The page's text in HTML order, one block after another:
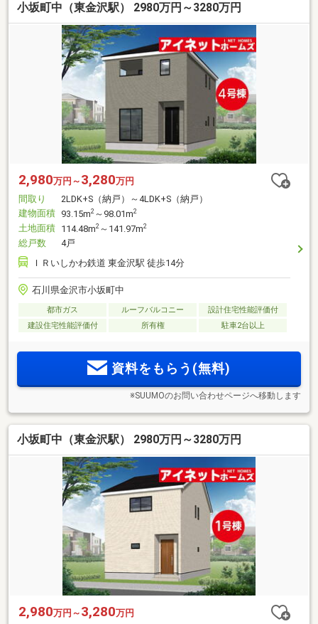
小坂町中（東金沢駅） 2980万円～3280万円
2,980万円～ 3,280万円
間取り
2LDK+S（納戸）～4LDK+S（納戸）
建物面積 93.15m2 ～98.01m2
土地面積 114.48m2 ～141.97m2
総戸数
4戸
ＩＲいしかわ鉄道 東金沢駅 徒歩14分
石川県金沢市小坂町中
都市ガス ルーフバルコニー
設計住宅性能評価付
建設住宅性能評価付
所有権 駐車2台以上
資料をもらう(無料)
※SUUMOのお問い合わせページへ移動します
小坂町中（東金沢駅） 2980万円～3280万円
2,980万円～ 3,280万円